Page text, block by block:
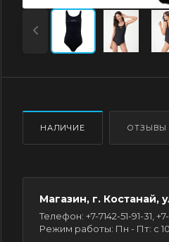
НАЛИЧИЕ ОТЗЫВЫ
Магазин, г. Костанай,
Телефон: +7-7142-51-91-31,
Режим работы: Пн - Пт: с